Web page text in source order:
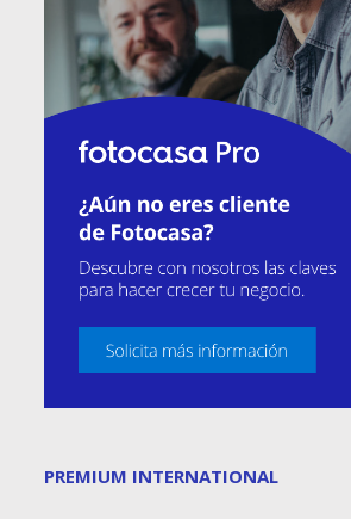
PREMIUM INTERNATIONAL